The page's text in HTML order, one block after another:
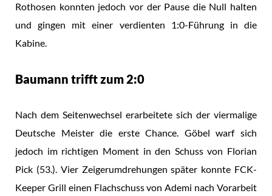
Rothosen konnten jedoch vor der Pause die Null halten
und gingen mit einer verdienten 1:0-Führung in die
Kabine.
Baumann trifft zum 2:0
Nach dem Seitenwechsel erarbeitete sich der viermalige
Deutsche Meister die erste Chance. Göbel warf sich
jedoch im richtigen Moment in den Schuss von Florian
Pick (53.). Vier Zeigerumdrehungen später konnte FCK-
Keeper Grill einen Flachschuss von Ademi nach Vorarbeit